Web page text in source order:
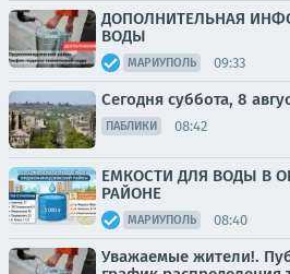
ДОПОЛНИТЕЛЬНАЯ
ВОДЫ
МАРИУПОЛЬ 09:33
Сегодня суббота, 8
ПАБЛИКИ 08:42
ЕМКОСТИ ДЛЯ ВОДЫ В
РАЙОНЕ
МАРИУПОЛЬ 08:40
Уважаемые жители!.